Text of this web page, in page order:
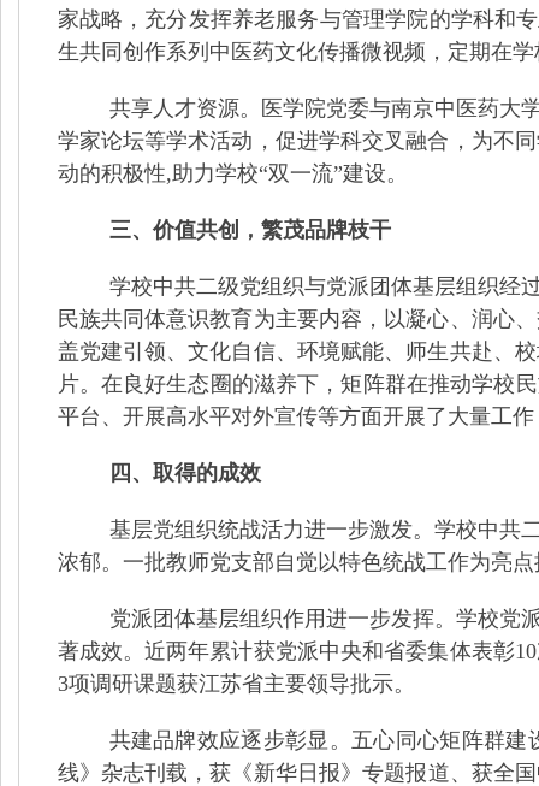
家战略，充分发挥养老服务与管理学院的学科和
生共同创作系列中医药文化传播微视频，定期在
共享人才资源。医学院党委与南京中医药大
学家论坛等学术活动，促进学科交叉融合，为不
动的积极性,助力学校“双一流”建设。
三、价值共创，繁茂品牌枝干
学校中共二级党组织与党派团体基层组织经
民族共同体意识教育为主要内容，以凝心、润心
盖党建引领、文化自信、环境赋能、师生共赴、
片。在良好生态圈的滋养下，矩阵群在推动学校
平台、开展高水平对外宣传等方面开展了大量工
四、取得的成效
基层党组织统战活力进一步激发。学校中共
浓郁。一批教师党支部自觉以特色统战工作为亮
党派团体基层组织作用进一步发挥。学校党
著成效。近两年累计获党派中央和省委集体表彰10
3项调研课题获江苏省主要领导批示。
共建品牌效应逐步彰显。 五心同心矩阵群建
线》杂志刊载，获《新华日报》专题报道、获全